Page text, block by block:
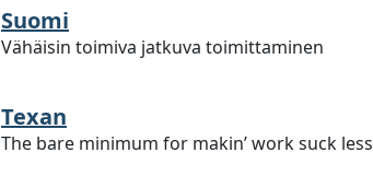
Suomi
Vähäisin toimiva jatkuva toimittaminen
Texan
The bare minimum for makin’ work suck less